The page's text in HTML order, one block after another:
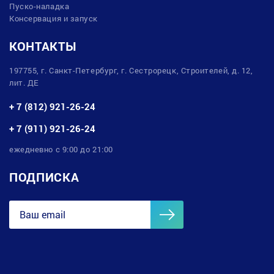
Пуско-наладка
Консервация и запуск
КОНТАКТЫ
197755, г. Санкт-Петербург, г. Сестрорецк, Строителей, д. 12,
лит. ДЕ
+ 7 (812) 921-26-24
+ 7 (911) 921-26-24
ежедневно с 9:00 до 21:00
ПОДПИСКА